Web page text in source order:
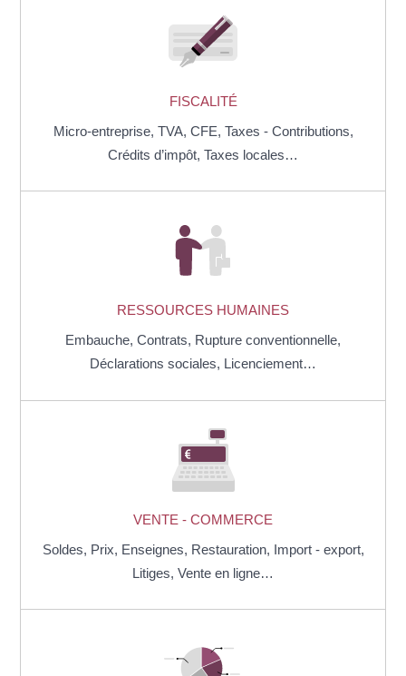
FISCALITÉ
Micro-entreprise, TVA, CFE, Taxes - Contributions,
Crédits d’impôt, Taxes locales…
RESSOURCES HUMAINES
Embauche, Contrats, Rupture conventionnelle,
Déclarations sociales, Licenciement…
VENTE - COMMERCE
Soldes, Prix, Enseignes, Restauration, Import - export,
Litiges, Vente en ligne…